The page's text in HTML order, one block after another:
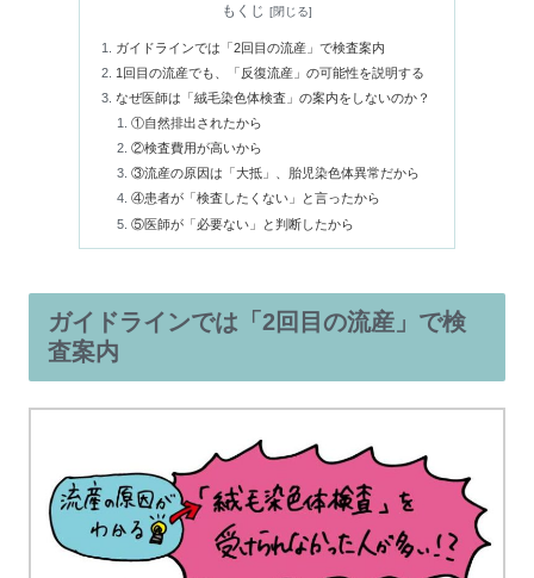
もくじ
ガイドラインでは「2回目の流産」で検査案内
1回目の流産でも、「反復流産」の可能性を説明する
なぜ医師は「絨毛染色体検査」の案内をしないのか？
①自然排出されたから
②検査費用が高いから
③流産の原因は「大抵」、胎児染色体異常だから
④患者が「検査したくない」と言ったから
⑤医師が「必要ない」と判断したから
ガイドラインでは「2回目の流産」で検
査案内